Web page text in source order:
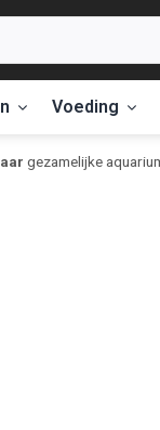
Voeding
gezamelijke